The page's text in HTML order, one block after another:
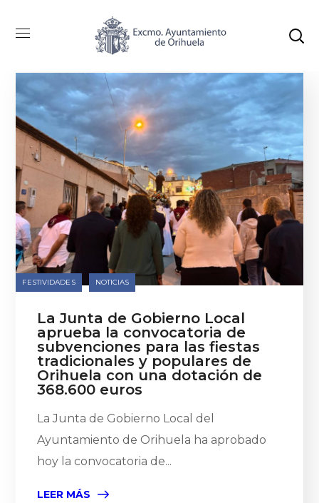
Categoría: Festividades
FESTIVIDADES NOTICIAS
La Junta de Gobierno Local
aprueba la convocatoria de
subvenciones para las fiestas
tradicionales y populares de
Orihuela con una dotación de
368.600 euros
La Junta de Gobierno Local del
Ayuntamiento de Orihuela ha aprobado
hoy la convocatoria de...
LEER MÁS